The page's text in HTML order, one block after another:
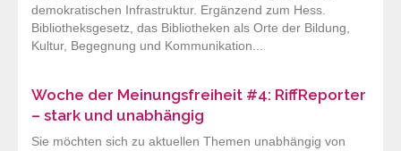
demokratischen Infrastruktur. Ergänzend zum Hess.
Bibliotheksgesetz, das Bibliotheken als Orte der Bildung,
Kultur, Begegnung und Kommunikation...
Woche der Meinungsfreiheit #4: RiffReporter
– stark und unabhängig
Sie möchten sich zu aktuellen Themen unabhängig von